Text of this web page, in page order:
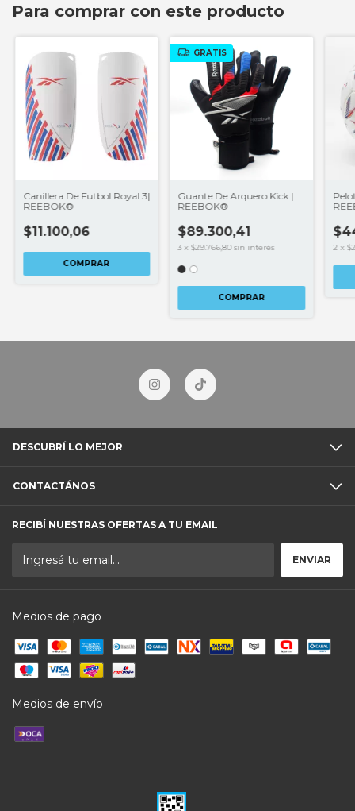
Para comprar con este producto
Canillera De Futbol Royal 3|
REEBOK®
$11.100,06
COMPRAR
GRATIS
Guante De Arquero Kick |
REEBOK®
$89.300,41
3 x $29.766,80 sin interés
COMPRAR
2 x
DESCUBRÍ LO MEJOR
CONTACTÁNOS
RECIBÍ NUESTRAS OFERTAS A TU EMAIL
Medios de pago
Medios de envío